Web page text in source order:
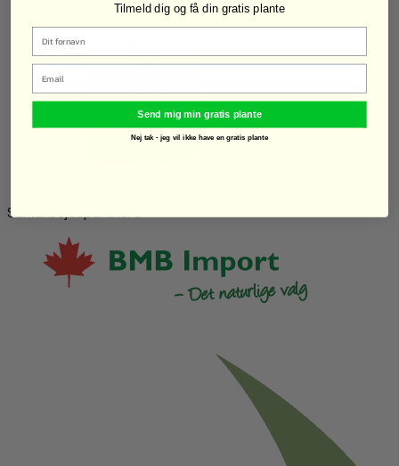
Samarbejdspartnere
Tilmeld dig og få din gratis plante
Email
Send mig min gratis plante
Nej tak - jeg vil ikke have en gratis plante